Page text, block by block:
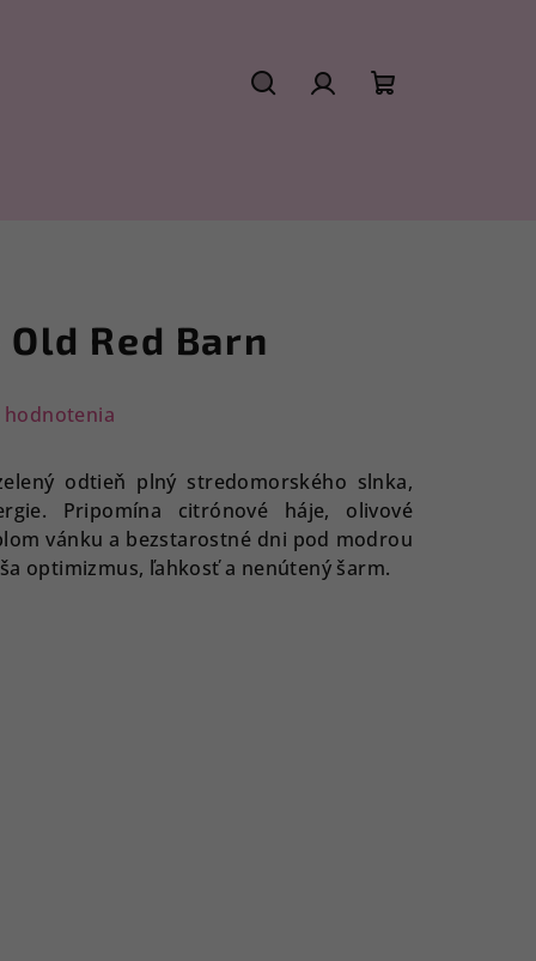
Red Barn
odtieň plný stredomorského slnka,
Pripomína citrónové háje, olivové
vánku a bezstarostné dni pod modrou
optimizmus, ľahkosť a nenútený šarm.